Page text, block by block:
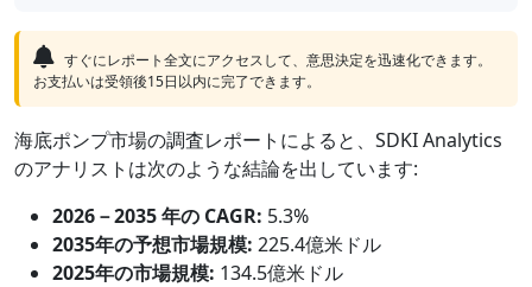
すぐにレポート全文にアクセスして、意思決定を迅速化できます。
お支払いは受領後15日以内に完了できます。
海底ポンプ市場の調査レポートによると、SDKI Analytics
のアナリストは次のような結論を出しています:
2026－2035 年の CAGR: 5.3%
2035年の予想市場規模: 225.4億米ドル
2025年の市場規模: 134.5億米ドル